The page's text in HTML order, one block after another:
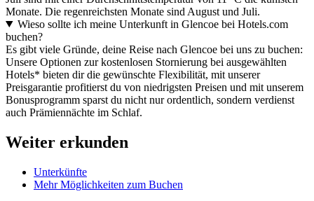
Monate. Die regenreichsten Monate sind August und Juli.
Wieso sollte ich meine Unterkunft in Glencoe bei Hotels.com
buchen?
Es gibt viele Gründe, deine Reise nach Glencoe bei uns zu buchen:
Unsere Optionen zur kostenlosen Stornierung bei ausgewählten
Hotels* bieten dir die gewünschte Flexibilität, mit unserer
Preisgarantie profitierst du von niedrigsten Preisen und mit unserem
Bonusprogramm sparst du nicht nur ordentlich, sondern verdienst
auch Prämiennächte im Schlaf.
Weiter erkunden
Unterkünfte
Mehr Möglichkeiten zum Buchen